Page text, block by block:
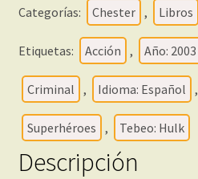
-
Completa
50
En
PDF
Categorías: Chester , Libros
Etiquetas: Acción , Año: 2003
Criminal , Idioma: Español ,
Superhéroes , Tebeo: Hulk
Descripción